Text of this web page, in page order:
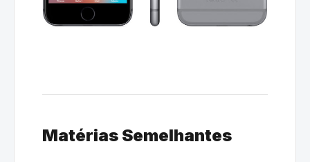
Matérias Semelhantes